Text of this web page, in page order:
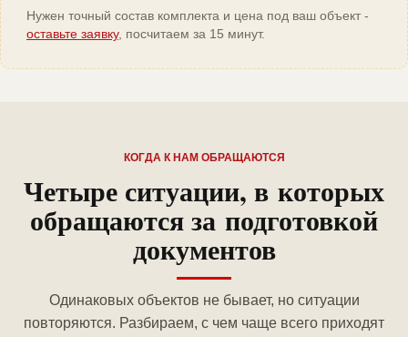
Нужен точный состав комплекта и цена под ваш объект -
оставьте заявку, посчитаем за 15 минут.
КОГДА К НАМ ОБРАЩАЮТСЯ
Четыре ситуации, в которых
обращаются за подготовкой
документов
Одинаковых объектов не бывает, но ситуации
повторяются. Разбираем, с чем чаще всего приходят